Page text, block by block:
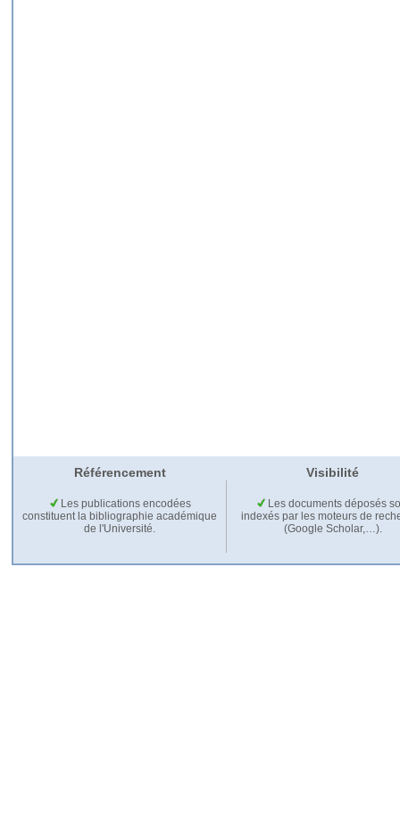
Référencement Visibilité
Les publications encodées
constituent la bibliographie académique
de l'Université.
Les documents déposés
indexés par les moteurs de
(Google Scholar,…).